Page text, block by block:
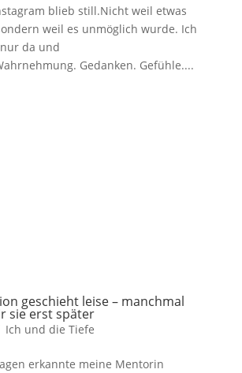
blieb still.Nicht weil etwas
weil es unmöglich wurde. Ich
da und
Gedanken. Gefühle....
geschieht leise – manchmal
sie erst später
Ich und die Tiefe
erkannte meine Mentorin